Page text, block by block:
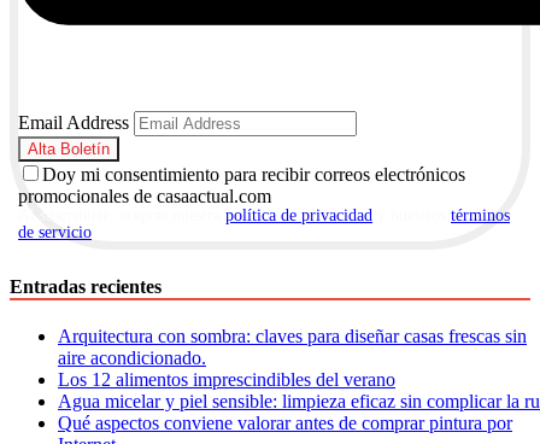
Email Address
Doy mi consentimiento para recibir correos electrónicos
promocionales de casaactual.com
política de privacidad
términos
de servicio
Entradas recientes
Arquitectura con sombra: claves para diseñar casas frescas sin
aire acondicionado.
Los 12 alimentos imprescindibles del verano
Agua micelar y piel sensible: limpieza eficaz sin complicar la
Qué aspectos conviene valorar antes de comprar pintura por